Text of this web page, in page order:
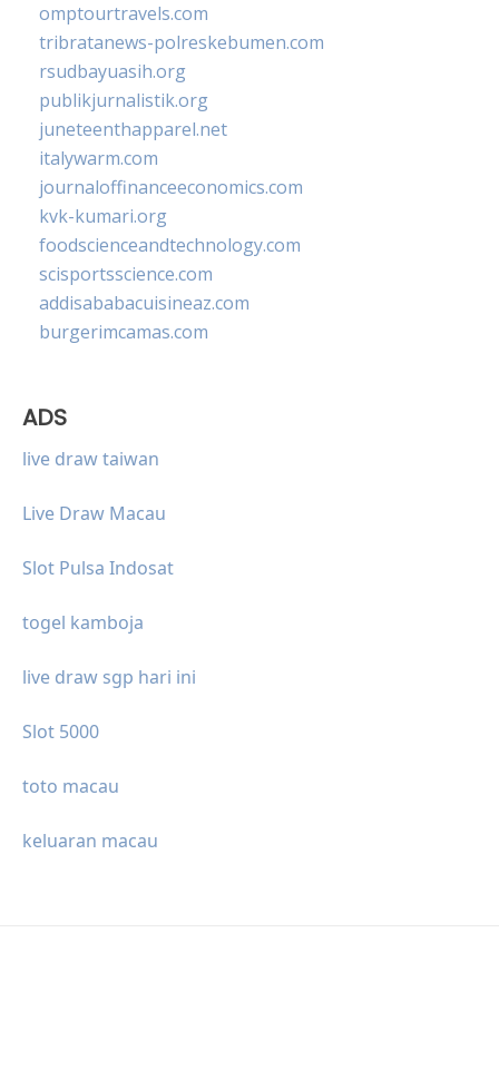
omptourtravels.com
tribratanews-polreskebumen.com
rsudbayuasih.org
publikjurnalistik.org
juneteenthapparel.net
italywarm.com
journaloffinanceeconomics.com
kvk-kumari.org
foodscienceandtechnology.com
scisportsscience.com
addisababacuisineaz.com
burgerimcamas.com
ADS
live draw taiwan
Live Draw Macau
Slot Pulsa Indosat
togel kamboja
live draw sgp hari ini
Slot 5000
toto macau
keluaran macau